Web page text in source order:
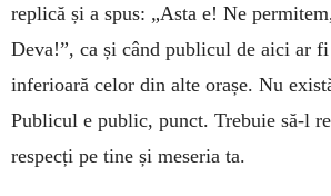
replică și a spus: „Asta e! Ne
Deva!”, ca și când publicul de aici ar
inferioară celor din alte orașe. Nu
Publicul e public, punct. Trebuie să-l
respecți pe tine și meseria ta.